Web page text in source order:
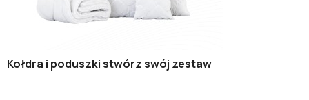
Kołdra i poduszki stwórz swój zestaw